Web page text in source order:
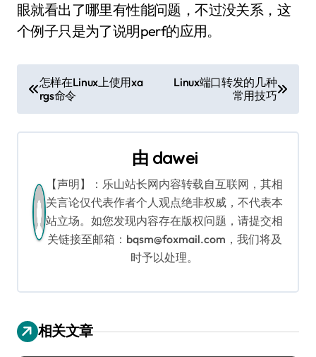
眼就看出了哪里有性能问题，不过没关系，这
个例子只是为了说明perf的应用。
文
章
导
怎样在Linux上使用xa
rgs命令
Linux端口转发的几种
常用技巧
由 dawei
【声明】：乐山站长网内容转载自互联网，其相
关言论仅代表作者个人观点绝非权威，不代表本
站立场。如您发现内容存在版权问题，请提交相
关链接至邮箱：bqsm@foxmail.com，我们将及
时予以处理。
相关文章